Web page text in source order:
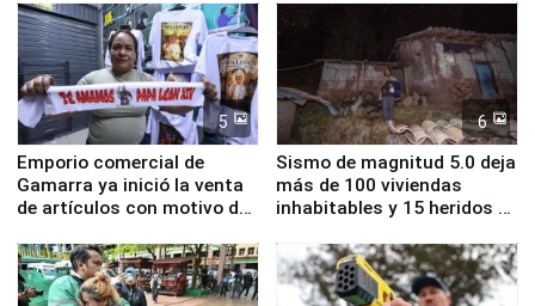
educación, salud y empleo
5
Emporio comercial de
Gamarra ya inició la venta
de artículos con motivo de
6
Sismo de magnitud 5.0 deja
más de 100 viviendas
inhabitables y 15 heridos en